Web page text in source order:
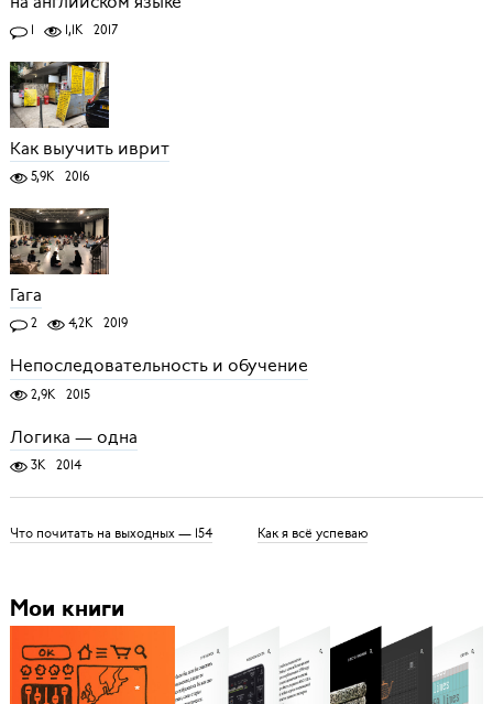
1 1,1K 2017
Как выучить иврит
5,9K 2016
Гага
2 4,2K 2019
Непоследовательность и обучение
2,9K 2015
Логика — одна
3K 2014
Что почитать на выходных — 154 Как я всё успеваю
Мои книги